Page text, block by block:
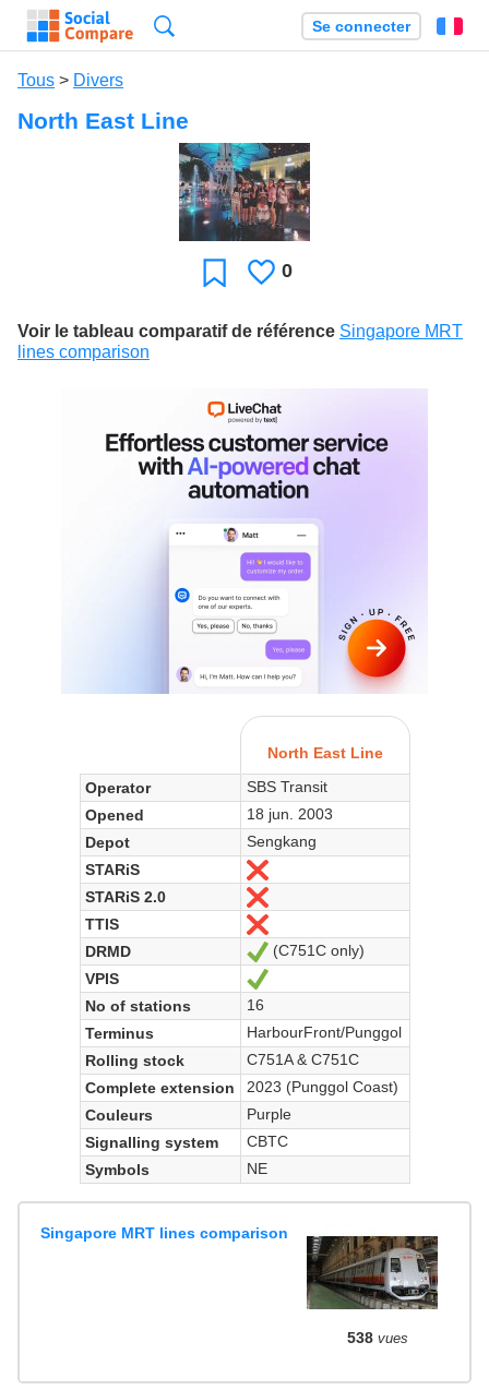
Se connecter
Tous > Divers
North East Line
Favori J'aime
0
Voir le tableau comparatif de référence Singapore MRT
lines comparison
North East Line
Operator
SBS Transit
Opened
18 jun. 2003
Depot
Sengkang
STARiS
Non
STARiS 2.0
Non
TTIS
Non
DRMD
Oui
(C751C only)
VPIS
Oui
No of stations
16
Terminus
HarbourFront/Punggol
Rolling stock
C751A & C751C
Complete extension
2023 (Punggol Coast)
Couleurs
Purple
Signalling system
CBTC
Symbols
NE
Singapore MRT lines comparison
538 vues